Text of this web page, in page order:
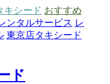
キシード おすすめ
ンタルサービス レ
東京店タキシード
ド